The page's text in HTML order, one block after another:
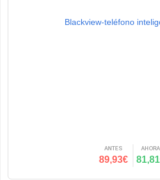
Blackview-teléfono
ANTES
89,93€
AHORA